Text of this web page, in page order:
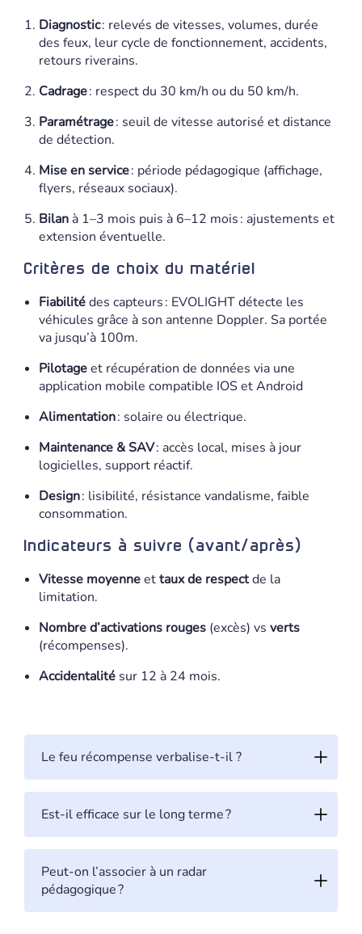
Diagnostic: relevés de vitesses, volumes, durée
des feux, leur cycle de fonctionnement, accidents,
retours riverains.
Cadrage: respect du 30 km/h ou du 50 km/h.
Paramétrage: seuil de vitesse autorisé et distance
de détection.
Mise en service: période pédagogique (affichage,
flyers, réseaux sociaux).
Bilan à 1–3 mois puis à 6–12 mois : ajustements et
extension éventuelle.
Critères de choix du matériel
Fiabilitédes capteurs : EVOLIGHT détecte les
véhicules grâce à son antenne Doppler. Sa portée
va jusqu’à 100m.
Pilotageet récupération de données via une
application mobile compatible IOS et Android
Alimentation: solaire ou électrique.
Maintenance & SAV: accès local, mises à jour
logicielles, support réactif.
Design: lisibilité, résistance vandalisme, faible
consommation.
Indicateurs à suivre (avant/après)
Vitesse moyenneettaux de respectde la
limitation.
Nombre d’activations rouges (excès) vs verts
(récompenses).
Accidentalité sur 12 à 24 mois.
Le feu récompense verbalise-t-il ?
Est-il efficace sur le long terme ?
Peut-on l’associer à un radar
pédagogique ?